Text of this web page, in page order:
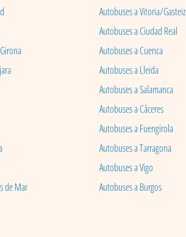
Autobuses a Vitoria/Gasteiz
Autobuses a Ciudad Real
Autobuses a Cuenca
Autobuses a Lleida
Autobuses a Salamanca
Autobuses a Cáceres
Autobuses a Fuengirola
Autobuses a Tarragona
Autobuses a Vigo
de Mar Autobuses a Burgos